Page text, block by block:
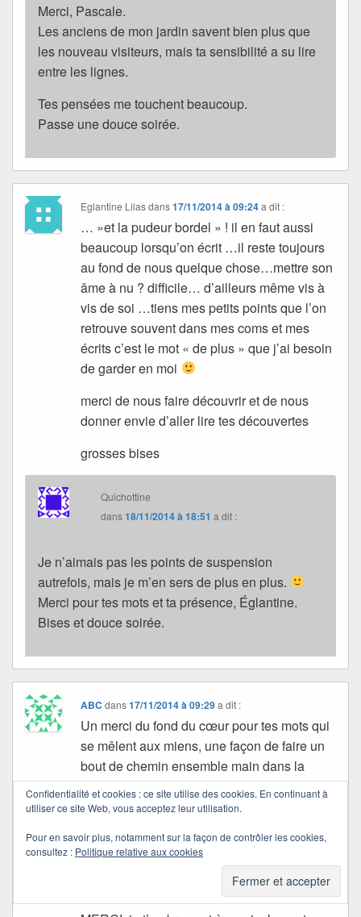
Merci, Pascale.
Les anciens de mon jardin savent bien plus que
les nouveau visiteurs, mais ta sensibilité a su lire
entre les lignes.
Tes pensées me touchent beaucoup.
Passe une douce soirée.
Eglantine Lilasdans17/11/2014 à 09:24 a dit :
… »et la pudeur bordel » ! il en faut aussi
beaucoup lorsqu’on écrit …il reste toujours
au fond de nous quelque chose…mettre son
âme à nu ? difficile… d’ailleurs même vis à
vis de soi …tiens mes petits points que l’on
retrouve souvent dans mes coms et mes
écrits c’est le mot « de plus » que j’ai besoin
de garder en moi
merci de nous faire découvrir et de nous
donner envie d’aller lire tes découvertes
grosses bises
Quichottine
dans18/11/2014 à 18:51 a dit :
Je n’aimais pas les points de suspension
autrefois, mais je m’en sers de plus en plus.
Merci pour tes mots et ta présence, Églantine.
Bises et douce soirée.
ABC dans17/11/2014 à 09:29 a dit :
Un merci du fond du cœur pour tes mots qui
se mêlent aux miens, une façon de faire un
bout de chemin ensemble main dans la
main. Je suis touchée et émue…
« Peut-on écrire sans se dire ? » , le but de
se dire mais chaque personne qui écrit
donne toujours un peu d’elle dans les mots
Confidentialité et cookies : ce site utilise des cookies. En continuant à
utiliser ce site Web, vous acceptez leur utilisation.
Pour en savoir plus, notamment sur la façon de contrôler les cookies,
consultez : Politique relative aux cookies